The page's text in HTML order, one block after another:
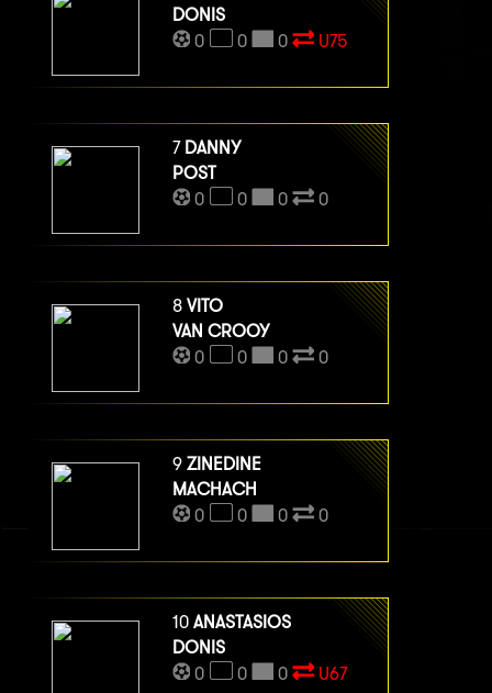
DONIS
0
0 0 U75
7 DANNY
POST
0
0 0 0
8 VITO
VAN CROOY
0
0 0 0
9 ZINEDINE
MACHACH
0
0 0 0
10 ANASTASIOS
DONIS
0
0 0 U67